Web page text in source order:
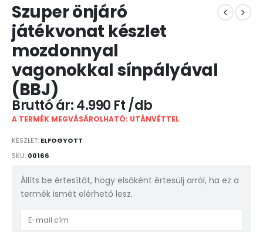
Szuper önjáró
játékvonat készlet
mozdonnyal
vagonokkal sínpályával
(BBJ)
4.990 Ft
A TERMÉK MEGVÁSÁROLHATÓ: UTÁNVÉTTEL
KÉSZLET: ELFOGYOTT
SKU: 00166
Állíts be értesítőt, hogy elsőként értesülj arról, ha ez a
termék ismét elérhető lesz.
Enter